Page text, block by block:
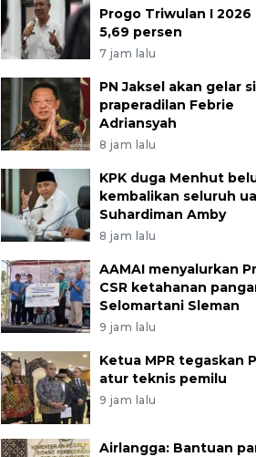
Progo Triwulan I 2026
5,69 persen
7 jam lalu
PN Jaksel akan gelar
praperadilan Febrie
Adriansyah
8 jam lalu
KPK duga Menhut
kembalikan seluruh
Suhardiman Amby
8 jam lalu
AAMAI menyalurkan
CSR ketahanan
Selomartani Sleman
9 jam lalu
Ketua MPR tegaskan
atur teknis pemilu
9 jam lalu
Airlangga: Bantuan